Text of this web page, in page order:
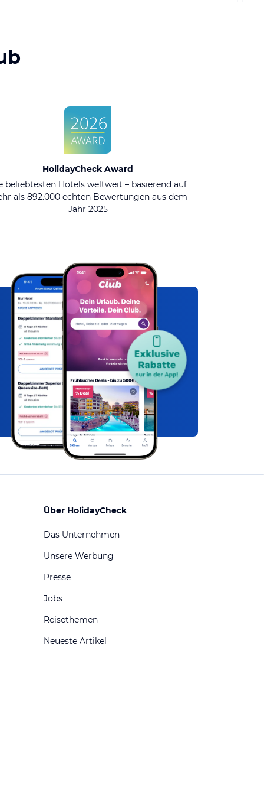
HolidayCheck Award
beliebtesten Hotels weltweit – basierend auf
als 892.000 echten Bewertungen aus dem
Jahr 2025
Über HolidayCheck
Das Unternehmen
Unsere Werbung
Presse
Jobs
Reisethemen
Neueste Artikel